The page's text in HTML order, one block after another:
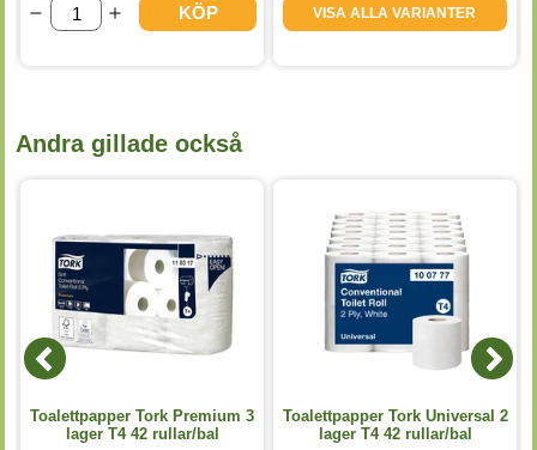
KÖP VISA ALLA VARIANTER
Andra gillade också
Toalettpapper Tork Premium 3
lager T4 42 rullar/bal
Toalettpapper Tork Universal 2
lager T4 42 rullar/bal